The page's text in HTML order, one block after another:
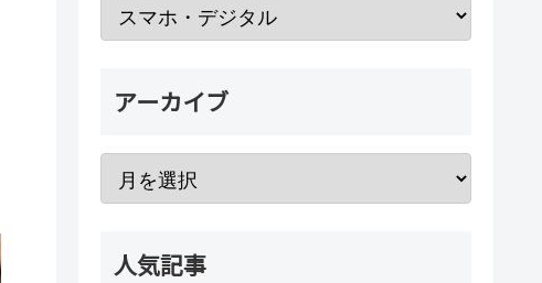
アーカイブ
人気記事